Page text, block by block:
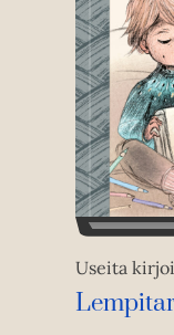
Useita